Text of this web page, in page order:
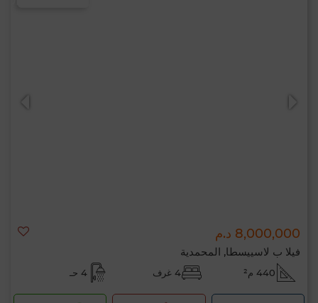
8,000,000 د.م
فيلا ب لاسييسطا, المحمدية
440 م² 4 غرف 4 حـ